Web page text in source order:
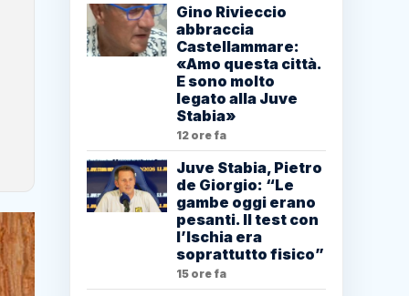
Gino Rivieccio
abbraccia
Castellammare:
«Amo questa città.
E sono molto
legato alla Juve
Stabia»
12 ore fa
Juve Stabia, Pietro
de Giorgio: “Le
gambe oggi erano
pesanti. Il test con
l’Ischia era
soprattutto fisico”
15 ore fa